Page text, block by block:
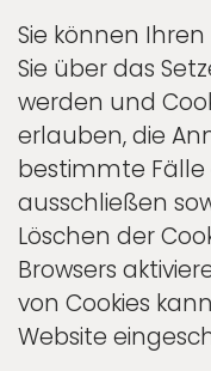
Sie können
Sie über das
werden und
erlauben, die
bestimmte
ausschließen
Löschen der
Browsers
von Cookies
Website